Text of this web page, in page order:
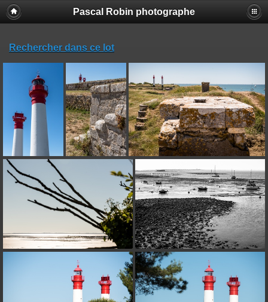
Pascal Robin photographe
Rechercher dans ce lot